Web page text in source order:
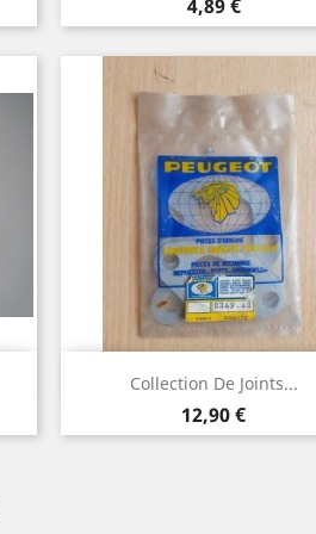
4,89 €
Collection De Joints...
Prix
12,90 €
Aperçu rapide